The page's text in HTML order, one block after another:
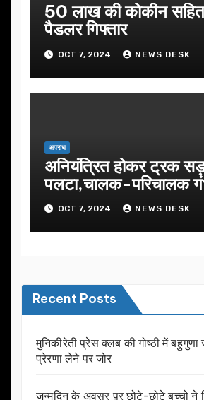
50 लाख की कोकीन सहित
पैडलर गिफ्तार
OCT 7, 2024 NEWS DESK
अपराध
अनियंत्रित होकर ट्रक
पलटा,चालक-परिचालक
OCT 7, 2024 NEWS DESK
Recent Posts
मुनिकीरेती प्रेस क्लब की गोष्ठी में
प्रेरणा लेने पर जोर
जन्मदिन के अवसर प़र छोटे-छोटे बच्चो ने